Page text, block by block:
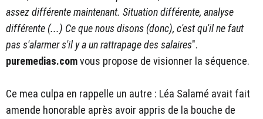
assez différente maintenant. Situation différente, analyse
différente (...) Ce que nous disons (donc), c'est qu'il ne faut
pas s'alarmer s'il y a un rattrapage des salaires".
puremedias.comvous propose de visionner la séquence.
Ce mea culpa en rappelle un autre : Léa Salamé avait fait
amende honorable après avoir appris de la bouche de